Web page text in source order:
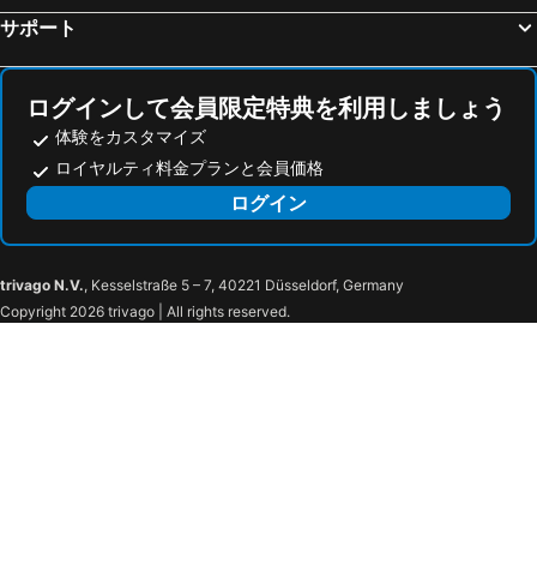
ハイアット リージェンシー ワシントン オン キャピタル ヒル
YOTEL Washington DC
Canopy by Hilton Washington DC The Wharf
The Royal Sonesta Washington DC Capitol Hill
コートヤード ワシントン コンベンション センター
Intercontinental Hotels Washington D.c. - The Wharf By Ihg
Salamander Washington DC
AC Hotel Washington DC Capitol Hill Navy Yard
Dupont Circle Embassy Inn by FOUND
Hilton Garden Inn Silver Spring White Oak
ハンプトン イン アレクサンドリア / オールド タウン
Comfort Inn Falls Church - Tysons Corner
Vignette Collection Yours Truly Dc By Ihg
Reading Terminal Market
National Museum of American History
Georgetown Waterfront Park
Maryland Science Center
National Aquarium
Susquehanna Art Museum
Overbrook Park
Second Bank of the United States
Old City
Smithsonian National Museum of the American Indian
United States Botanic Garden
議事堂
The National Archives in Washington DC
Smithsonian National Museum of African Art
Smithsonian Folklife Festival
Arthur M Sackler Gallery
サポート
ログインして会員限定特典を利用しましょう
体験をカスタマイズ
ロイヤルティ料金プランと会員価格
ログイン
trivago N.V., Kesselstraße 5 – 7, 40221 Düsseldorf, Germany
Copyright 2026 trivago | All rights reserved.